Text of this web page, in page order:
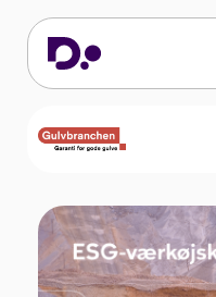
Nyheder
Arrangementer